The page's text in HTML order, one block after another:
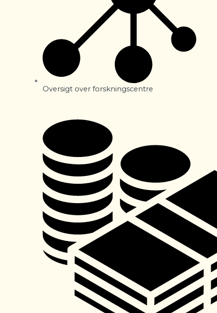
Oversigt over forskningscentre